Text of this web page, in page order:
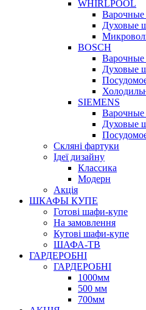
WHIRLPOOL
Варочные
Духовые
BOSCH
Варочные
Духовые
SIEMENS
Варочные
Духовые
Скляні фартуки
Ідеї дизайну
Класcика
Модерн
Акція
ШКАФЫ КУПЕ
Готові шафи-купе
На замовлення
Кутові шафи-купе
ШАФА-ТВ
ГАРДЕРОБНІ
ГАРДЕРОБНІ
1000мм
500 мм
700мм